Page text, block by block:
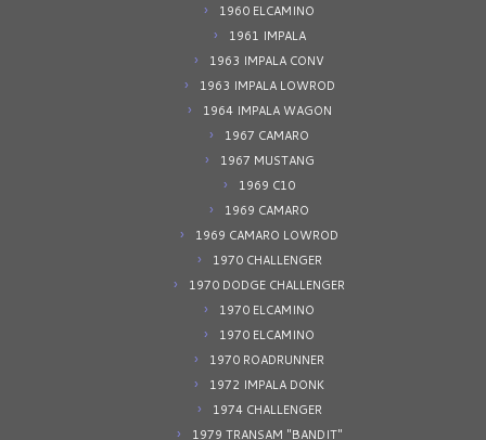
1960 ELCAMINO
1961 IMPALA
1963 IMPALA CONV
1963 IMPALA LOWROD
1964 IMPALA WAGON
1967 CAMARO
1967 MUSTANG
1969 C10
1969 CAMARO
1969 CAMARO LOWROD
1970 CHALLENGER
1970 DODGE CHALLENGER
1970 ELCAMINO
1970 ELCAMINO
1970 ROADRUNNER
1972 IMPALA DONK
1974 CHALLENGER
1979 TRANSAM "BANDIT"